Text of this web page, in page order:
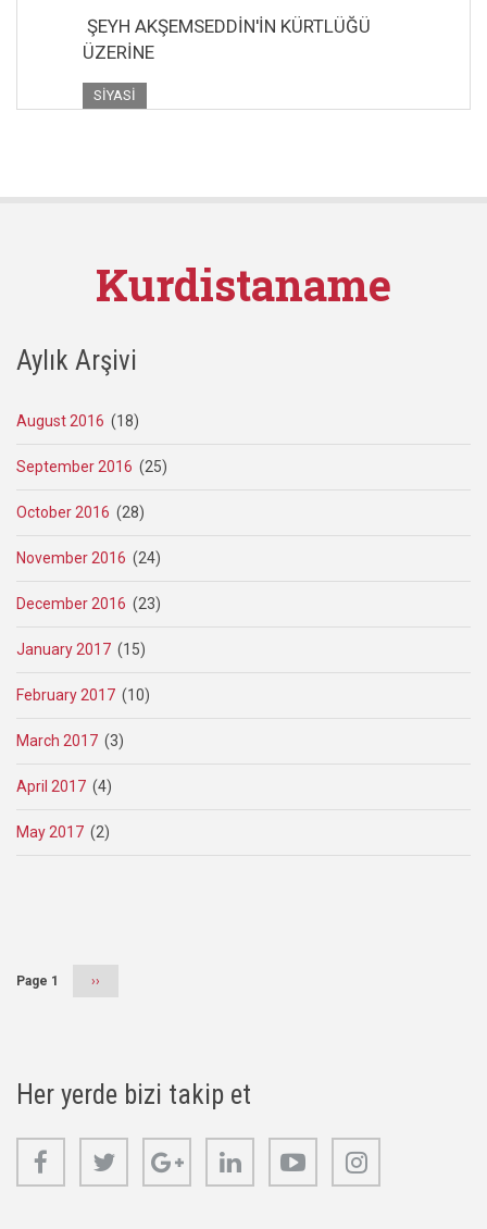
ŞEYH AKŞEMSEDDİN'İN KÜRTLÜĞÜ
ÜZERİNE
SIYASI
Kurdistaname
Aylık Arşivi
August 2016 (18)
September 2016 (25)
October 2016 (28)
November 2016 (24)
December 2016 (23)
January 2017 (15)
February 2017 (10)
March 2017 (3)
April 2017 (4)
May 2017 (2)
Page 1
Next
››
Her yerde bizi takip et
Facebook Twitter Google+ Linkedin Youtube